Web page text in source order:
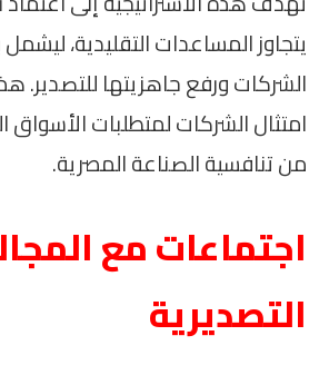
يتجاوز المساعدات التقليدية،
الشركات ورفع جاهزيتها للتصدير.
امتثال الشركات لمتطلبات الأسواق
من تنافسية الصناعة المصرية.
اجتماعات مع
التصديرية